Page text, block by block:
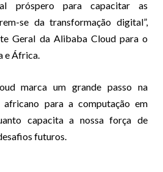
próspero para capacitar as
se da transformação digital”,
Geral da Alibaba Cloud para o
e África.
marca um grande passo na
para a computação em
capacita a nossa força de
futuros.